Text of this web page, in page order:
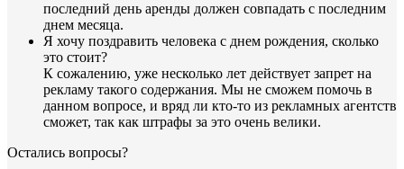
последний день аренды должен совпадать с последним
днем месяца.
Я хочу поздравить человека с днем рождения, сколько
это стоит?
К сожалению, уже несколько лет действует запрет на
рекламу такого содержания. Мы не сможем помочь в
данном вопросе, и вряд ли кто-то из рекламных агентств
сможет, так как штрафы за это очень велики.
Остались вопросы?